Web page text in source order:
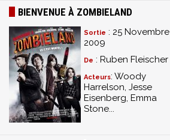
BIENVENUE À ZOMBIELAND
Sortie : 25 Novembre
2009
De : Ruben Fleischer
Acteurs: Woody
Harrelson, Jesse
Eisenberg, Emma
Stone...